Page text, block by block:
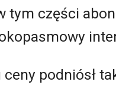
tym części
ceny podniósł